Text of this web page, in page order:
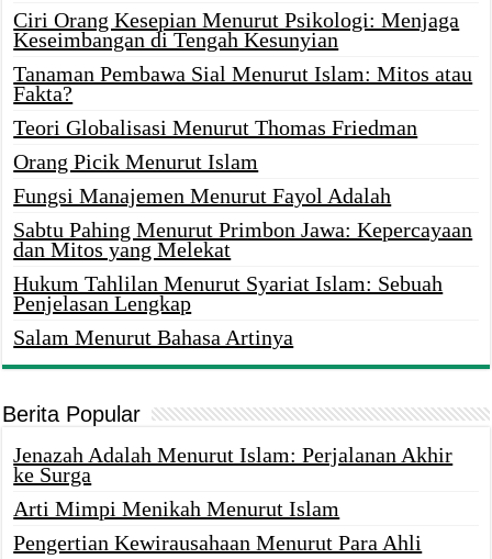
Ciri Orang Kesepian Menurut Psikologi: Menjaga
Keseimbangan di Tengah Kesunyian
Tanaman Pembawa Sial Menurut Islam: Mitos atau
Fakta?
Teori Globalisasi Menurut Thomas Friedman
Orang Picik Menurut Islam
Fungsi Manajemen Menurut Fayol Adalah
Sabtu Pahing Menurut Primbon Jawa: Kepercayaan
dan Mitos yang Melekat
Hukum Tahlilan Menurut Syariat Islam: Sebuah
Penjelasan Lengkap
Salam Menurut Bahasa Artinya
Berita Popular
Jenazah Adalah Menurut Islam: Perjalanan Akhir
ke Surga
Arti Mimpi Menikah Menurut Islam
Pengertian Kewirausahaan Menurut Para Ahli